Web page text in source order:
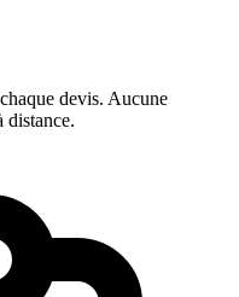
devis. Aucune
distance.